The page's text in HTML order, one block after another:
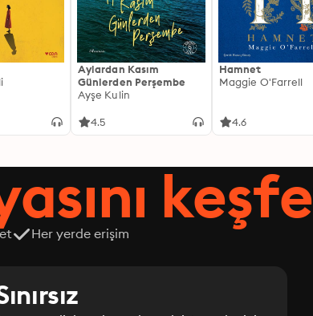
Aylardan Kasım
Günlerden Perşembe
Ayşe Kulin
4.5
Hamnet
Maggie O'Farrell
4.6
Her yerde erişim